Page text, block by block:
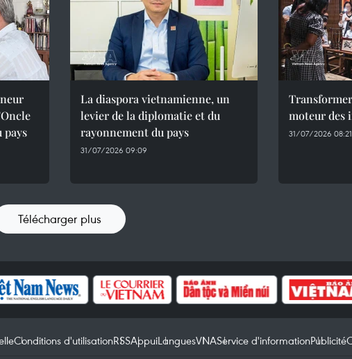
pays
La diaspora vietnamienne, un
levier de la diplomatie et du
rayonnement du pays
31/07/2026 09:09
moteur des
31/07/2026 08:21
Télécharger plus
Conditions d'utilisationRSSAppuiLanguesVNAService d'informationPublicité